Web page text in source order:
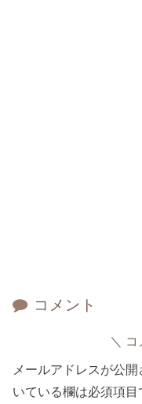
コメント
コ
メールアドレスが公開
いている欄は必須項目